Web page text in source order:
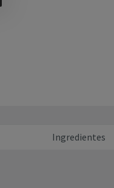
Ingredientes